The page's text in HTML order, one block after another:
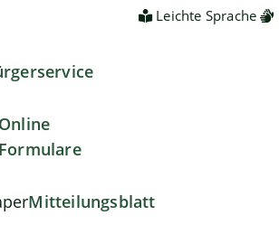
Leichte Sprache
Online
Formulare
Mitteilungsblatt